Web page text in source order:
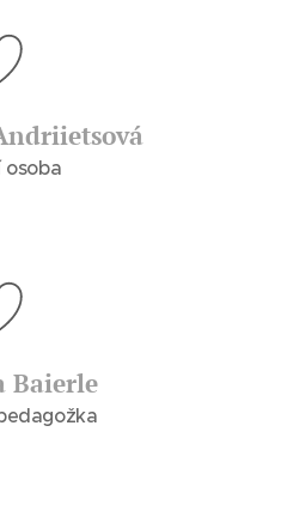
osoba
Baierle